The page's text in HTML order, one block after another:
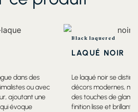
dans des
ou avec
ajoutant une
évoque
Black laquered
LAQUÉ NOIR
Le laqué noir se
décors modernes,
des touches de
finition lisse et